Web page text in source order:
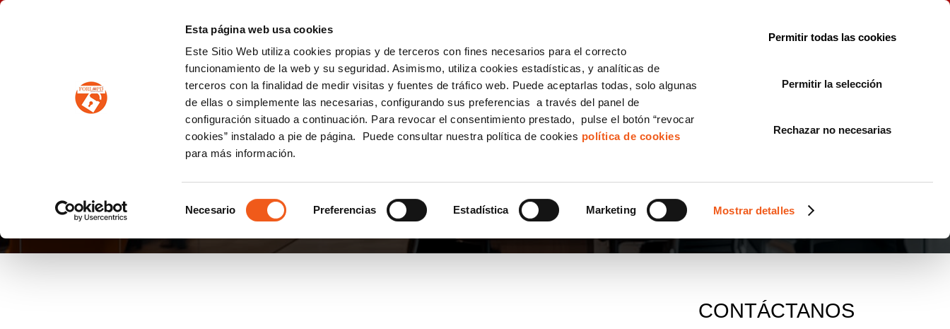
Esta página web usa cookies
Este Sitio Web utiliza cookies propias y de terceros con fines necesarios para el correcto
funcionamiento de la web y su seguridad. Asimismo, utiliza cookies estadísticas, y analíticas de
terceros con la finalidad de medir visitas y fuentes de tráfico web. Puede aceptarlas todas, solo algunas
de ellas o simplemente las necesarias, configurando sus preferencias a través del panel de
configuración situado a continuación. Para revocar el consentimiento prestado, pulse el botón “revocar
cookies” instalado a pie de página. Puede consultar nuestra política de cookies política de cookies
para más información.
de
Necesario Preferencias Estadística Marketing Mostrar detalles
Permitir todas las cookies
Permitir la selección
Rechazar no necesarias
PROTECCION DE DATOS IGUALDAD CONSULTORÍA ECOMMERCE LSSI CANAL DENUNCIAS
CONTÁCTANOS